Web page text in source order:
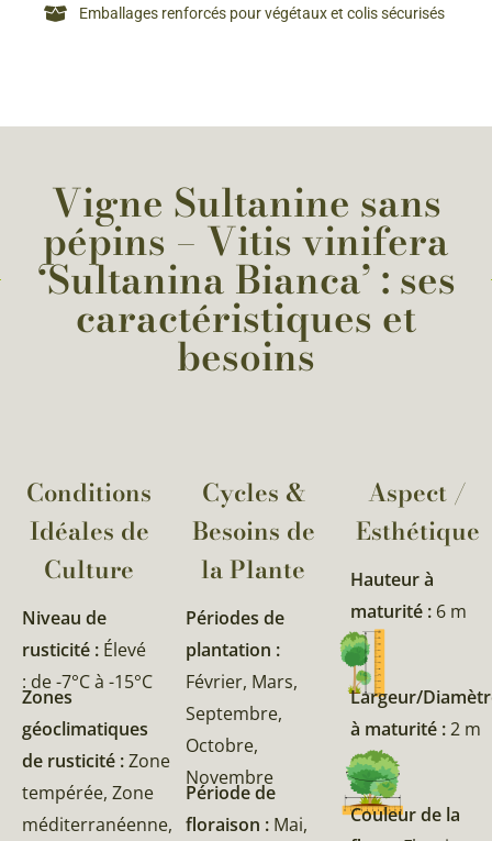
Emballages renforcés pour végétaux et colis sécurisés
Vigne Sultanine sans
pépins – Vitis vinifera
‘Sultanina Bianca’ : ses
caractéristiques et
besoins
Conditions
Idéales de
Culture
Niveau de
rusticité : Élevé
: de -7°C à -15°C
Zones
géoclimatiques
de rusticité :Zone
tempérée, Zone
méditerranéenne,
Cycles &
Besoins de
la Plante​
Périodes de
plantation :
Février, Mars,
Septembre,
Octobre,
Novembre
Période de
floraison : Mai,
Aspect /
Esthétique
Hauteur à
maturité : 6 m
Largeur/
à maturité :2 m
Couleur de la